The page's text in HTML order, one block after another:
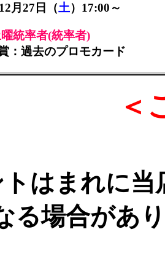
月27日（土）17:00～
統率者(統率者)
：過去のプロモカード
＜
はまれに当
る場合があ